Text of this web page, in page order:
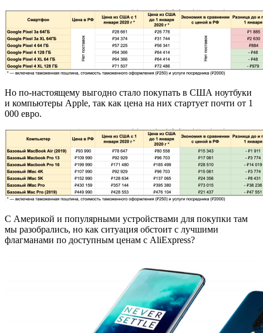
Но по-настоящему выгодно стало покупать в США ноутбуки
и компьютеры Apple, так как цена на них стартует почти от 1
000 евро.
С Америкой и популярными устройствами для покупки там
мы разобрались, но как ситуация обстоит с лучшими
флагманами по доступным ценам с AliExpress?